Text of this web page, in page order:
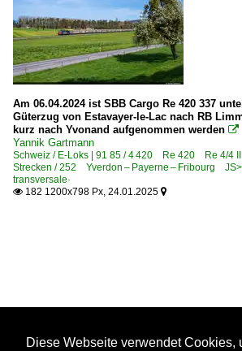
Am 06.04.2024 ist SBB Cargo Re 420 337
Güterzug von Estavayer-le-Lac nach RB
kurz nach Yvonand aufgenommen werden 
Yannik Gartmann
Schweiz / E-Loks | 91 85 / 4 420 Re 420 Re 4/4
Strecken / 252 Yverdon – Payerne – Fribourg
transversale·
 182 1200x798 Px, 24.01.2025 
Diese Webseite verwendet Cookies,